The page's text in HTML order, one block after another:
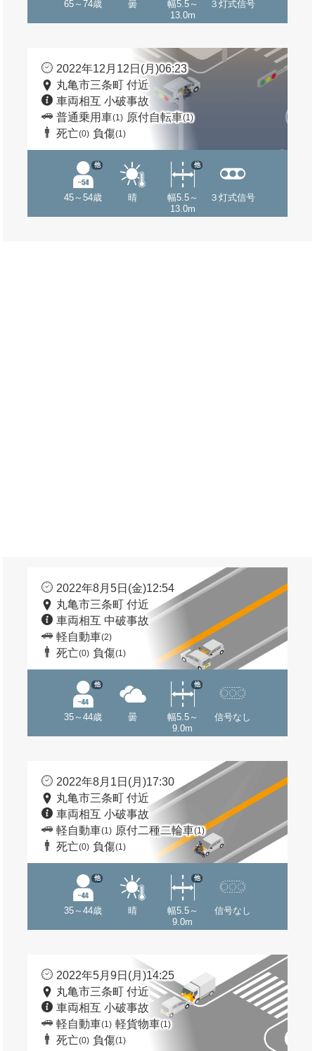
65～74歳 曇
幅5.5～
13.0m
３灯式信号
2022年12月12日(月)06:23
丸亀市三条町 付近
車両相互 小破事故
普通乗用車(1) 原付自転車(1)
死亡(0) 負傷(1)
45～54歳
他
晴
幅5.5～
13.0m
他
３灯式信号
2022年8月5日(金)12:54
丸亀市三条町 付近
車両相互 中破事故
軽自動車(2)
死亡(0) 負傷(1)
35～44歳
他
曇
幅5.5～
9.0m
他
信号なし
2022年8月1日(月)17:30
丸亀市三条町 付近
車両相互 小破事故
軽自動車(1) 原付二種二輪車(1)
死亡(0) 負傷(1)
35～44歳
他
晴
幅5.5～
9.0m
他
信号なし
2022年5月9日(月)14:25
丸亀市三条町 付近
車両相互 小破事故
軽自動車(1) 軽貨物車(1)
死亡(0) 負傷(1)